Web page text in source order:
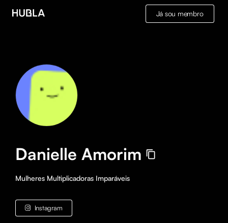
Já sou membro
Danielle Amorim
Mulheres Multiplicadoras Imparáveis
Instagram